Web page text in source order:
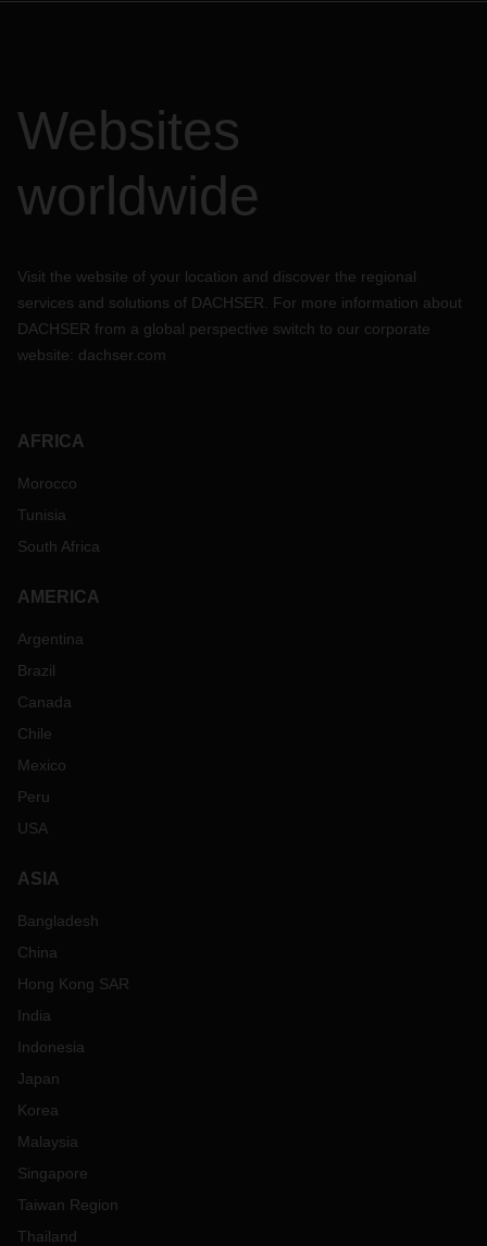
Websites
worldwide
Visit the website of your location and discover the regional
services and solutions of DACHSER. For more information about
DACHSER from a global perspective switch to our corporate
website: dachser.com
AFRICA
Morocco
Tunisia
South Africa
AMERICA
Argentina
Brazil
Canada
Chile
Mexico
Peru
USA
ASIA
Bangladesh
China
Hong Kong SAR
India
Indonesia
Japan
Korea
Malaysia
Singapore
Taiwan Region
Thailand